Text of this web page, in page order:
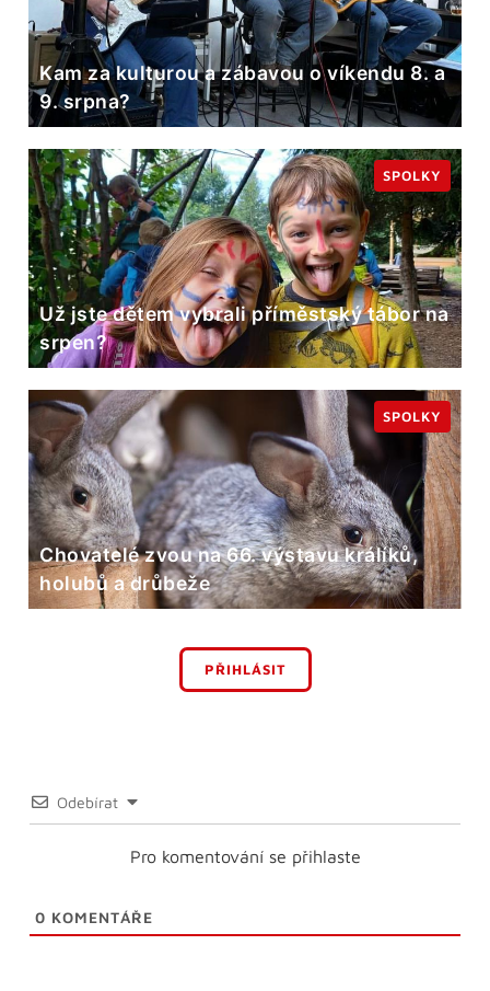
Kam za kulturou a zábavou o víkendu 8. a
9. srpna?
Už jste dětem vybrali příměstský tábor na
srpen?
SPOLKY
Chovatelé zvou na 66. výstavu králíků,
holubů a drůbeže
SPOLKY
PŘIHLÁSIT
Odebírat
Pro komentování se přihlaste
0 KOMENTÁŘE